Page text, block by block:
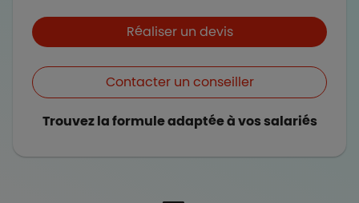
Boutons et liensRéaliser un devis
Contacter un conseiller
Trouvez la formule adaptée à vos salariés